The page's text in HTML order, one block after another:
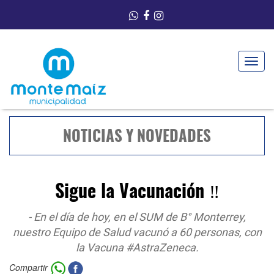
Toggle
NOTICIAS Y NOVEDADES
Sigue la Vacunación ‼️
- En el día de hoy, en el SUM de B° Monterrey,
nuestro Equipo de Salud vacunó a 60 personas, con
la Vacuna #AstraZeneca.
Compartir